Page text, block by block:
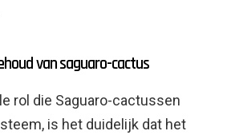
van saguaro-cactus
rol die Saguaro-cactussen
is het duidelijk dat het